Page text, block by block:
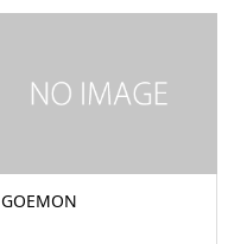
GOEMON